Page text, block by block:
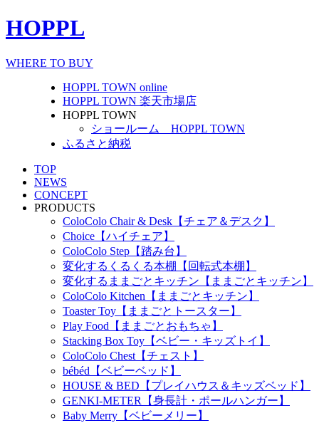
HOPPL
WHERE TO BUY
HOPPL TOWN online
HOPPL TOWN 楽天市場店
HOPPL TOWN
ショールーム HOPPL TOWN
ふるさと納税
TOP
NEWS
CONCEPT
PRODUCTS
ColoColo Chair & Desk【チェア＆デスク】
Choice【ハイチェア】
ColoColo Step【踏み台】
変化するくるくる本棚【回転式本棚】
変化するままごとキッチン【ままごとキッチン】
ColoColo Kitchen【ままごとキッチン】
Toaster Toy【ままごとトースター】
Play Food【ままごとおもちゃ】
Stacking Box Toy【ベビー・キッズトイ】
ColoColo Chest【チェスト】
bébéd【ベビーベッド】
HOUSE & BED【プレイハウス＆キッズベッド】
GENKI-METER【身長計・ポールハンガー】
Baby Merry【ベビーメリー】